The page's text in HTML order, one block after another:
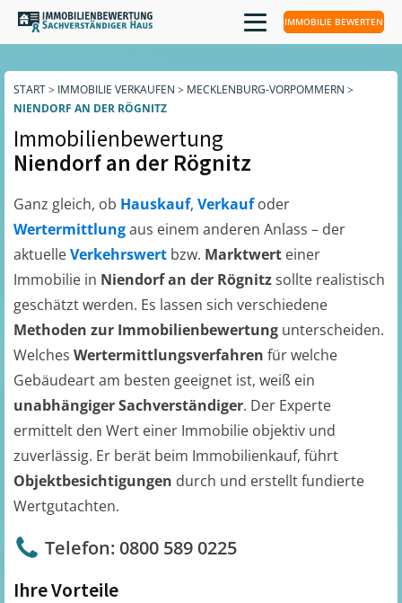
IMMOBILIE BEWERTEN
START> IMMOBILIE VERKAUFEN > MECKLENBURG-VORPOMMERN >
NIENDORF AN DER RÖGNITZ
Immobilienbewertung
Niendorf an der Rögnitz
Ganz gleich, ob Hauskauf, Verkaufoder
Wertermittlungaus einem anderen Anlass – der
aktuelleVerkehrswert bzw. Marktwert einer
Immobilie in Niendorf an der Rögnitzsollte realistisch
geschätzt werden. Es lassen sich verschiedene
Methoden zur Immobilienbewertung unterscheiden.
Welches Wertermittlungsverfahren für welche
Gebäudeart am besten geeignet ist, weiß ein
unabhängiger Sachverständiger. Der Experte
ermittelt den Wert einer Immobilie objektiv und
zuverlässig. Er berät beim Immobilienkauf, führt
Objektbesichtigungen durch und erstellt fundierte
Wertgutachten.
Telefon: 0800 589 0225
Ihre Vorteile